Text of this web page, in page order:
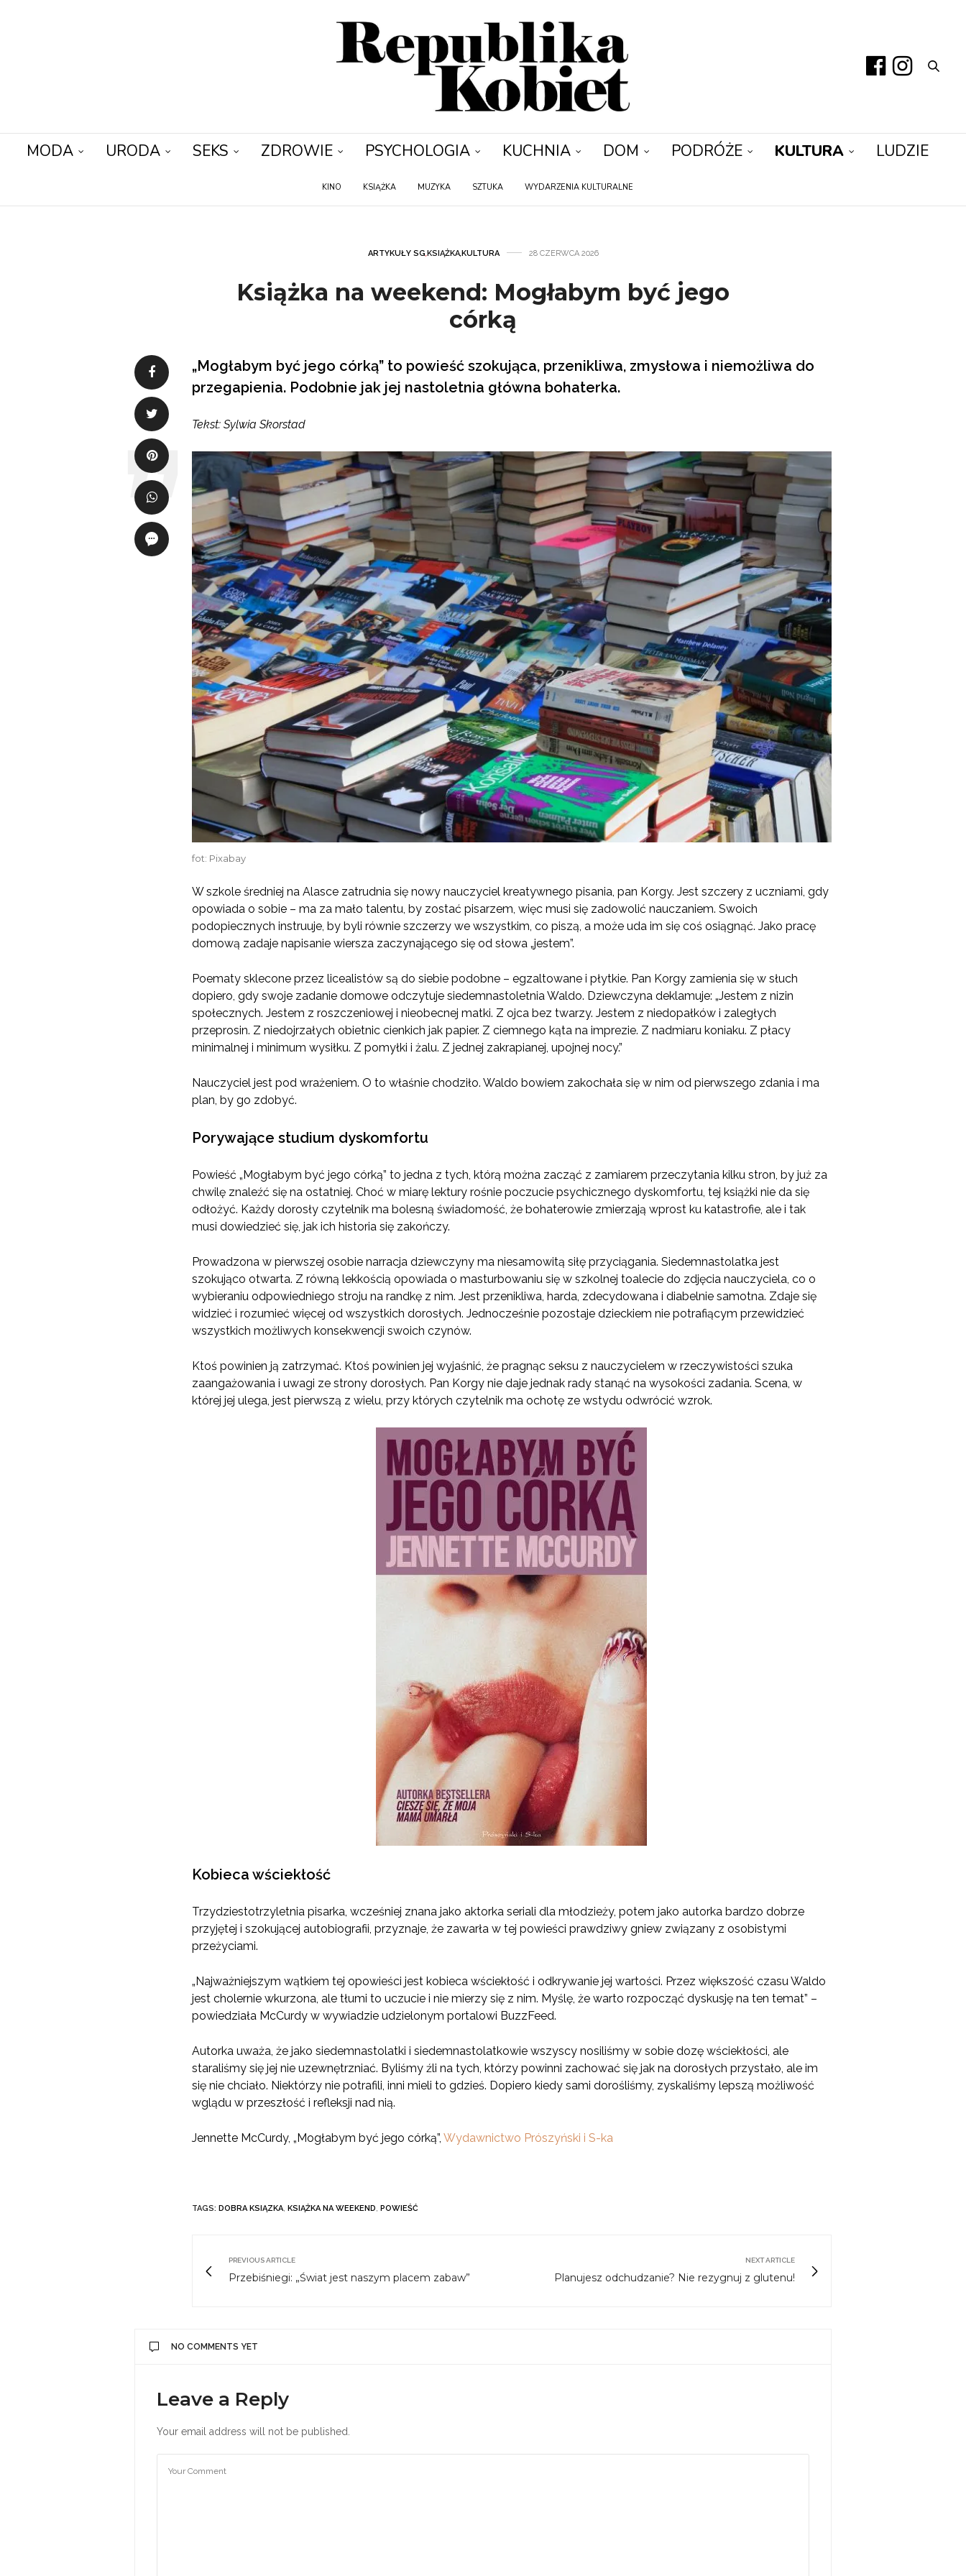
MODA URODA SEKS ZDROWIE PSYCHOLOGIA KUCHNIA DOM PODRÓŻE KULTURA LUDZIE
KINO KSIĄŻKA MUZYKA SZTUKA WYDARZENIA KULTURALNE
ARTYKUŁY SG,KSIĄŻKA,KULTURA 28 CZERWCA 2026
Książka na weekend: Mogłabym być jego
córką
„Mogłabym być jego córką” to powieść szokująca, przenikliwa, zmysłowa i niemożliwa do
przegapienia. Podobnie jak jej nastoletnia główna bohaterka.
Tekst: Sylwia Skorstad
fot: Pixabay
W szkole średniej na Alasce zatrudnia się nowy nauczyciel kreatywnego pisania, pan Korgy. Jest szczery z uczniami, gdy
opowiada o sobie – ma za mało talentu, by zostać pisarzem, więc musi się zadowolić nauczaniem. Swoich
podopiecznych instruuje, by byli równie szczerzy we wszystkim, co piszą, a może uda im się coś osiągnąć. Jako pracę
domową zadaje napisanie wiersza zaczynającego się od słowa „jestem”.
Poematy sklecone przez licealistów są do siebie podobne – egzaltowane i płytkie. Pan Korgy zamienia się w słuch
dopiero, gdy swoje zadanie domowe odczytuje siedemnastoletnia Waldo. Dziewczyna deklamuje: „Jestem z nizin
społecznych. Jestem z roszczeniowej i nieobecnej matki. Z ojca bez twarzy. Jestem z niedopałków i zaległych
przeprosin. Z niedojrzałych obietnic cienkich jak papier. Z ciemnego kąta na imprezie. Z nadmiaru koniaku. Z płacy
minimalnej i minimum wysiłku. Z pomyłki i żalu. Z jednej zakrapianej, upojnej nocy.”
Nauczyciel jest pod wrażeniem. O to właśnie chodziło. Waldo bowiem zakochała się w nim od pierwszego zdania i ma
plan, by go zdobyć.
Porywające studium dyskomfortu
Powieść „Mogłabym być jego córką” to jedna z tych, którą można zacząć z zamiarem przeczytania kilku stron, by już za
chwilę znaleźć się na ostatniej. Choć w miarę lektury rośnie poczucie psychicznego dyskomfortu, tej książki nie da się
odłożyć. Każdy dorosły czytelnik ma bolesną świadomość, że bohaterowie zmierzają wprost ku katastrofie, ale i tak
musi dowiedzieć się, jak ich historia się zakończy.
Prowadzona w pierwszej osobie narracja dziewczyny ma niesamowitą siłę przyciągania. Siedemnastolatka jest
szokująco otwarta. Z równą lekkością opowiada o masturbowaniu się w szkolnej toalecie do zdjęcia nauczyciela, co o
wybieraniu odpowiedniego stroju na randkę z nim. Jest przenikliwa, harda, zdecydowana i diabelnie samotna. Zdaje się
widzieć i rozumieć więcej od wszystkich dorosłych. Jednocześnie pozostaje dzieckiem nie potrafiącym przewidzieć
wszystkich możliwych konsekwencji swoich czynów.
Ktoś powinien ją zatrzymać. Ktoś powinien jej wyjaśnić, że pragnąc seksu z nauczycielem w rzeczywistości szuka
zaangażowania i uwagi ze strony dorosłych. Pan Korgy nie daje jednak rady stanąć na wysokości zadania. Scena, w
której jej ulega, jest pierwszą z wielu, przy których czytelnik ma ochotę ze wstydu odwrócić wzrok.
Kobieca wściekłość
Trzydziestotrzyletnia pisarka, wcześniej znana jako aktorka seriali dla młodzieży, potem jako autorka bardzo dobrze
przyjętej i szokującej autobiografii, przyznaje, że zawarła w tej powieści prawdziwy gniew związany z osobistymi
przeżyciami.
„Najważniejszym wątkiem tej opowieści jest kobieca wściekłość i odkrywanie jej wartości. Przez większość czasu Waldo
jest cholernie wkurzona, ale tłumi to uczucie i nie mierzy się z nim. Myślę, że warto rozpocząć dyskusję na ten temat” –
powiedziała McCurdy w wywiadzie udzielonym portalowi BuzzFeed.
Autorka uważa, że jako siedemnastolatki i siedemnastolatkowie wszyscy nosiliśmy w sobie dozę wściekłości, ale
staraliśmy się jej nie uzewnętrzniać. Byliśmy źli na tych, którzy powinni zachować się jak na dorosłych przystało, ale im
się nie chciało. Niektórzy nie potrafili, inni mieli to gdzieś. Dopiero kiedy sami dorośliśmy, zyskaliśmy lepszą możliwość
wglądu w przeszłość i refleksji nad nią.
Jennette McCurdy, „Mogłabym być jego córką”, Wydawnictwo Prószyński i S-ka
TAGS: DOBRA KSIĄZKA, KSIĄŻKA NA WEEKEND, POWIEŚĆ
PREVIOUS ARTICLE
Przebiśniegi: „Świat jest naszym placem zabaw”
NEXT ARTICLE
Planujesz odchudzanie? Nie rezygnuj z glutenu!
NO COMMENTS YET
Leave a Reply
Your email address will not be published.